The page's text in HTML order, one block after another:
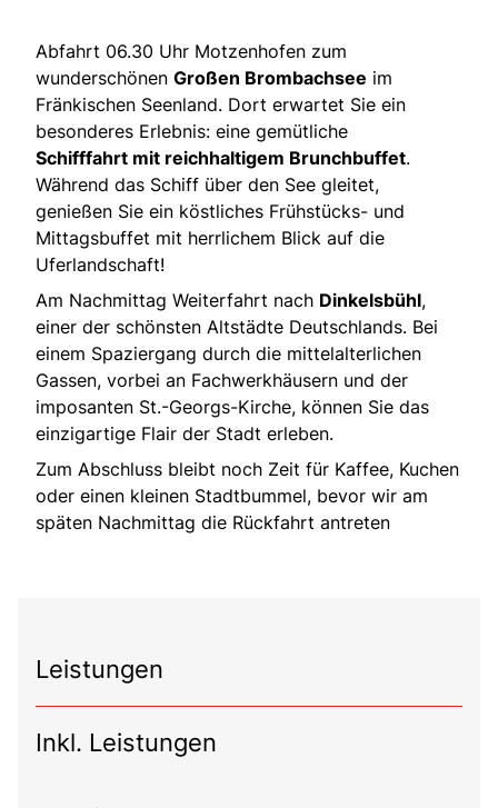
Abfahrt 06.30 Uhr Motzenhofen zum
wunderschönen Großen Brombachsee im
Fränkischen Seenland. Dort erwartet Sie ein
besonderes Erlebnis: eine gemütliche
Schifffahrt mit reichhaltigem Brunchbuffet.
Während das Schiff über den See gleitet,
genießen Sie ein köstliches Frühstücks- und
Mittagsbuffet mit herrlichem Blick auf die
Uferlandschaft!
Am Nachmittag Weiterfahrt nach Dinkelsbühl,
einer der schönsten Altstädte Deutschlands. Bei
einem Spaziergang durch die mittelalterlichen
Gassen, vorbei an Fachwerkhäusern und der
imposanten St.-Georgs-Kirche, können Sie das
einzigartige Flair der Stadt erleben.
Zum Abschluss bleibt noch Zeit für Kaffee, Kuchen
oder einen kleinen Stadtbummel, bevor wir am
späten Nachmittag die Rückfahrt antreten
Leistungen
Inkl. Leistungen